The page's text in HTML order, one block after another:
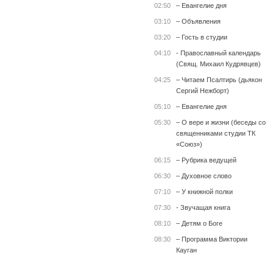
02:50 – Евангелие дня
03:10 – Объявления
03:20 – Гость в студии
04:10
- Православный календарь
(Свящ. Михаил Кудрявцев)
04:25
– Читаем Псалтирь (дьякон
Сергий Нежборт)
05:10 – Евангелие дня
05:30
– О вере и жизни (беседы со
священниками студии ТК
«Союз»)
06:15 – Рубрика ведущей
06:30 – Духовное слово
07:10 – У книжной полки
07:30 - Звучащая книга
08:10 – Детям о Боге
08:30
– Программа Виктории
Кауган